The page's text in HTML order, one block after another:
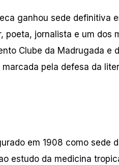
ganhou sede definitiva
poeta, jornalista e um dos
Clube da Madrugada e
marcada pela defesa da
em 1908 como sede
estudo da medicina